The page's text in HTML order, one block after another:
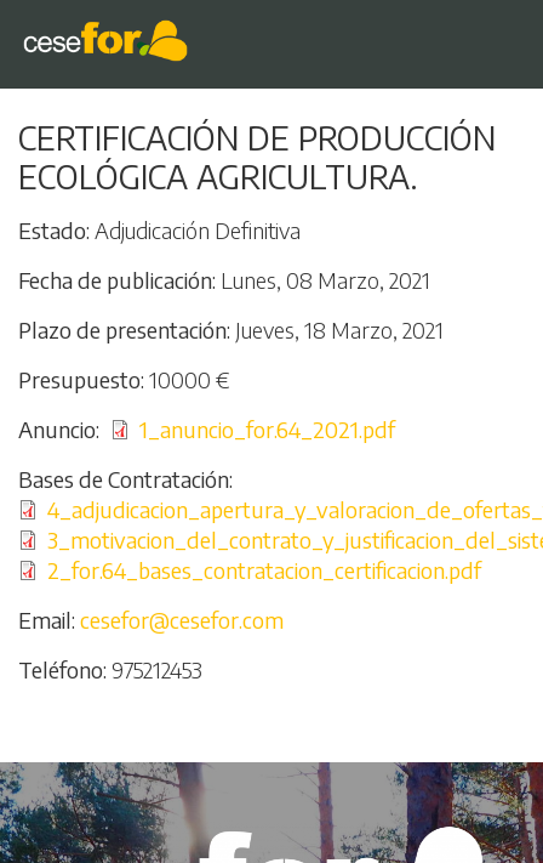
al
contenido
CERTIFICACIÓN DE PRODUCCIÓN
ECOLÓGICA AGRICULTURA.
Estado Adjudicación Definitiva
Fecha de publicación Lunes, 08 Marzo, 2021
Plazo de presentación Jueves, 18 Marzo, 2021
Presupuesto 10000 €
Anuncio
Archivo
1_anuncio_for.64_2021.pdf
Bases de Contratación
Archivo
Archivo
Archivo
2_for.64_bases_contratacion_certificacion.pdf
Email cesefor@cesefor.com
Teléfono 975212453